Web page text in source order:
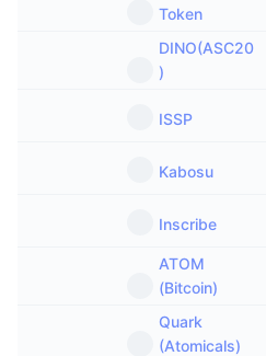
Token
DINO(ASC20
)
ISSP
Kabosu
Inscribe
ATOM
(Bitcoin)
Quark
(Atomicals)